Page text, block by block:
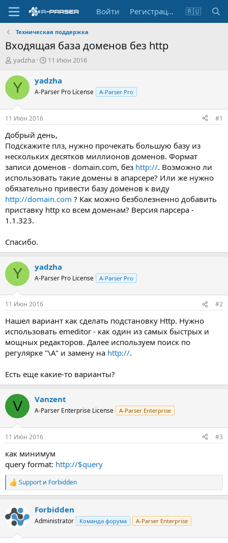
Войти Регистрация 🇷🇺
Техническая поддержка
Входящая база доменов без http
А
т
о
т
е
м
ы
yadzha
Д
т
н
а
л
11 Июн 2016
Y yadzha
A-Parser Pro License A-Parser Pro
11 Июн 2016 #1
Добрый день,
Подскажите плз, нужно прочекать большую базу из
нескольких десятков миллионов доменов. Формат
записи доменов - domain.com, без http://. Возможно ли
использовать такие домены в апарсере? Или же нужно
обязательно привести базу доменов к виду
http://domain.com ? Как можно безболезненно добавить
приставку http ко всем доменам? Версия парсера -
1.1.323.
Спасибо.
Y yadzha
A-Parser Pro License A-Parser Pro
11 Июн 2016 #2
Нашел вариант как сделать подстановку Http. Нужно
использовать emeditor - как один из самых быстрых и
мощных редакторов. Далее используем поиск по
регулярке "\A" и замену на http://.
Есть еще какие-то варианты?
V Vanzent
A-Parser Enterprise License A-Parser Enterprise
11 Июн 2016 #3
как минимум
query format: http://$query
Р
е
к
ц
и
Support и Forbidden
Forbidden
Administrator Команда форума A-Parser Enterprise